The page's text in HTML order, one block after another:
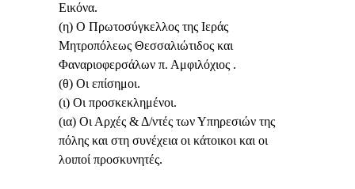
Εικόνα.
(η) Ο Πρωτοσύγκελλος της Ιεράς
Μητροπόλεως Θεσσαλιώτιδος και
Φαναριοφερσάλων π. Αμφιλόχιος .
(θ) Οι επίσημοι.
(ι) Οι προσκεκλημένοι.
(ια) Οι Αρχές & Δ/ντές των Υπηρεσιών της
πόλης και στη συνέχεια οι κάτοικοι και οι
λοιποί προσκυνητές.